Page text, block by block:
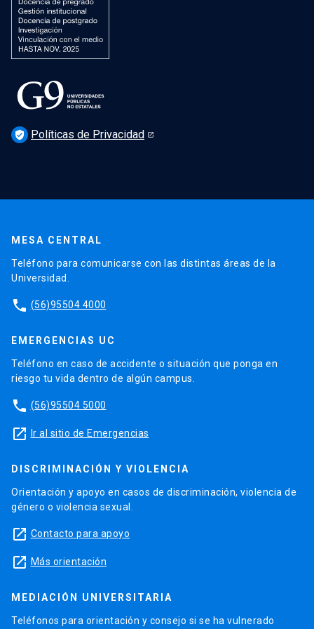
verified_user Políticas de Privacidad
MESA CENTRAL
Teléfono para comunicarse con las distintas áreas de la
Universidad.
phone (56)95504 4000
EMERGENCIAS UC
Teléfono en caso de accidente o situación que ponga en
riesgo tu vida dentro de algún campus.
phone (56)95504 5000
launch Ir al sitio de Emergencias
DISCRIMINACIÓN Y VIOLENCIA
Orientación y apoyo en casos de discriminación, violencia de
género o violencia sexual.
launch Contacto para apoyo
launch Más orientación
MEDIACIÓN UNIVERSITARIA
Teléfonos para orientación y consejo si se ha vulnerado